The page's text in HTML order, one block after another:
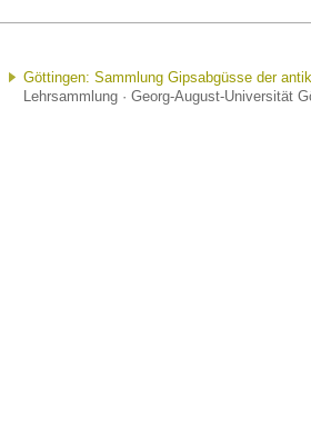
Göttingen: Sammlung Gipsabgüsse der
Lehrsammlung · Georg-August-Universität